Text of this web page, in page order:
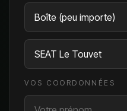
VOS COORDONNÉES